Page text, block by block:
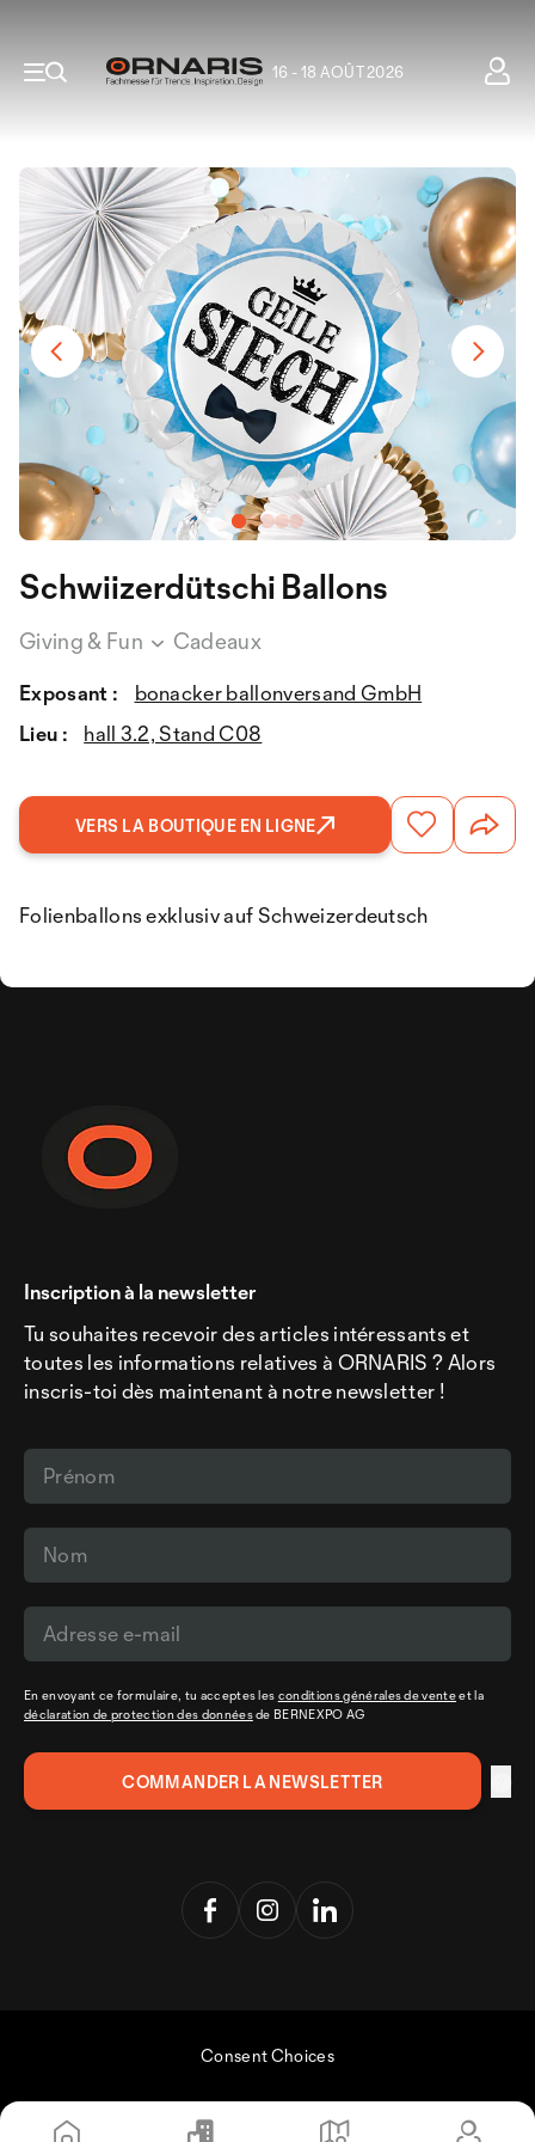
16 - 18 AOÛT 2026
Schwiizerdütschi Ballons
Giving & Fun Cadeaux
Exposant :
bonacker ballonversand GmbH
Lieu :
hall 3.2, Stand C08
VERS LA BOUTIQUE EN LIGNE
Folienballons exklusiv auf Schweizerdeutsch
Inscription à la newsletter
Tu souhaites recevoir des articles intéressants et
toutes les informations relatives à ORNARIS ? Alors
inscris-toi dès maintenant à notre newsletter !
En envoyant ce formulaire, tu acceptes les conditions générales de venteet la
déclaration de protection des donnéesde BERNEXPO AG
Consent Choices